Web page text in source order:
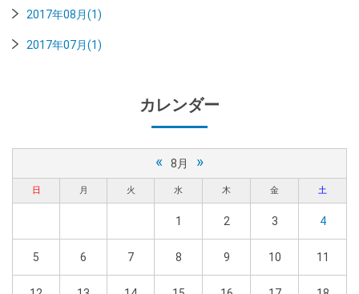
2017年08月(1)
2017年07月(1)
カレンダー
« 8月 »
日 月 火 水 木 金 土
1 2 3 4
5 6 7 8 9 10 11